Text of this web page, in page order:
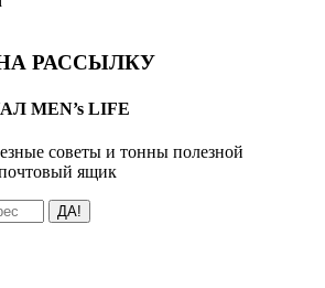
РАССЫЛКУ
MEN’s LIFE
советы и тонны полезной
ящик
ДА!